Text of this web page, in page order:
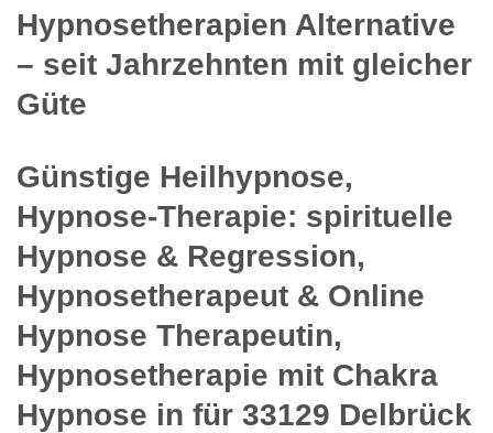
Hypnosetherapien Alternative
– seit Jahrzehnten mit gleicher
Güte
Günstige Heilhypnose,
Hypnose-Therapie: spirituelle
Hypnose & Regression,
Hypnosetherapeut & Online
Hypnose Therapeutin,
Hypnosetherapie mit Chakra
Hypnose in für 33129 Delbrück